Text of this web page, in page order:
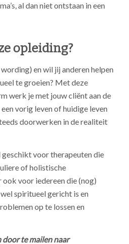
,al dan niet ontstaan in een
opleiding?
en wil jij anderen helpen
te groeien? Met deze
werk je met jouw cliënt aan de
vorig leven of huidige leven
doorwerken in de realiteit
voor therapeuten die
of holistische
voor iedereen die (nog)
spiritueel gericht is en
op te lossen en
door te mailen naar